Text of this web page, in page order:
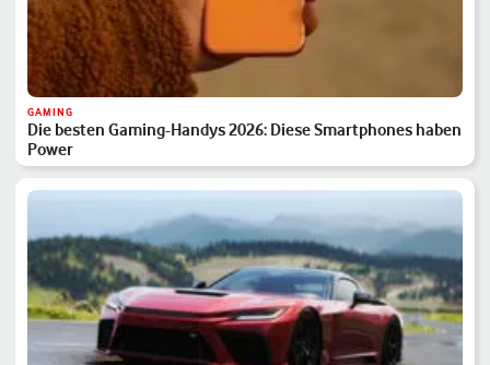
GAMING
Die besten Gaming-Handys 2026: Diese Smartphones haben
Power